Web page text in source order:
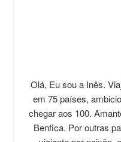
Olá, Eu sou a Inês.
em 75 países,
chegar aos 100.
Benfica. Por outras